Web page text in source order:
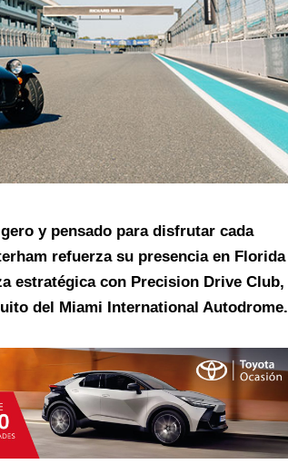
y pensado para disfrutar cada
refuerza su presencia en Florida
estratégica con Precision Drive Club,
del Miami International Autodrome.